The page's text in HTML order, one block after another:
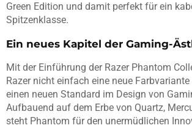
Green Edition und damit perfekt für ein
Spitzenklasse.
Ein neues Kapitel der Gaming-
Mit der Einführung der Razer Phantom
Razer nicht einfach eine neue
einen neuen Standard im Design von
Aufbauend auf dem Erbe von Quartz,
steht Phantom für den unermüdlichen